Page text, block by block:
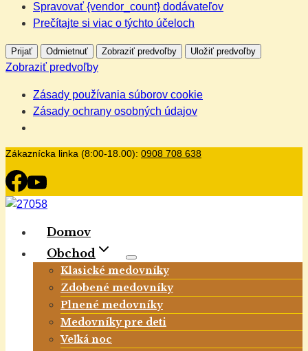
Spravovať {vendor_count} dodávateľov
Prečítajte si viac o týchto účeloch
Prijať Odmietnuť Zobraziť predvoľby Uložiť predvoľby
Zobraziť predvoľby
Zásady používania súborov cookie
Zásady ochrany osobných údajov
Skip
to
content
Zákaznícka linka (8:00-18.00): 0908 708 638
Domov
Obchod
Klasické medovníky
Zdobené medovníky
Plnené medovníky
Medovníky pre deti
Veľká noc